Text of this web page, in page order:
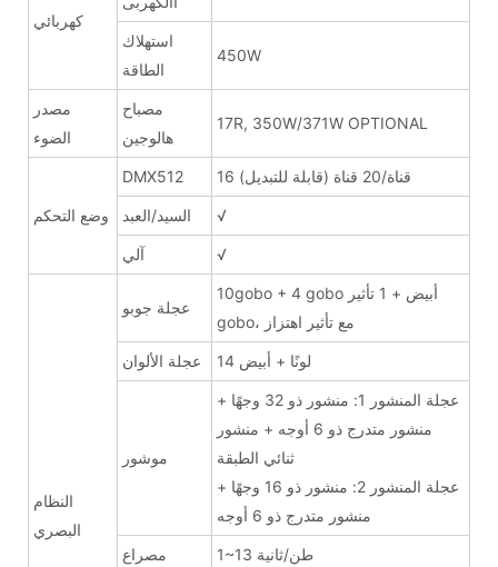
كهربائي
استهلاك
الطاقة
450W
مصدر
الضوء
مصباح
هالوجين
17R, 350W/371W OPTIONAL
وضع التحكم
DMX512 16 قناة/20 قناة (قابلة للتبديل)
السيد/العبد √
آلي √
النظام
البصري
عجلة جوبو
10gobo + 4 gobo أبيض + 1 تأثير
gobo، مع تأثير اهتزاز
عجلة الألوان 14 لونًا + أبيض
موشور
عجلة المنشور 1: منشور ذو 32 وجهًا +
منشور متدرج ذو 6 أوجه + منشور
ثنائي الطبقة
عجلة المنشور 2: منشور ذو 16 وجهًا +
منشور متدرج ذو 6 أوجه
مصراع 1~13 طن/ثانية